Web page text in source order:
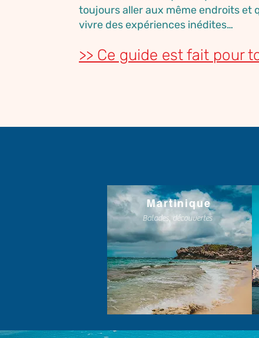
toujours aller aux même endroits et
vivre des expériences inédites…
>> Ce guide est fait pour
Martinique
Balades, découvertes